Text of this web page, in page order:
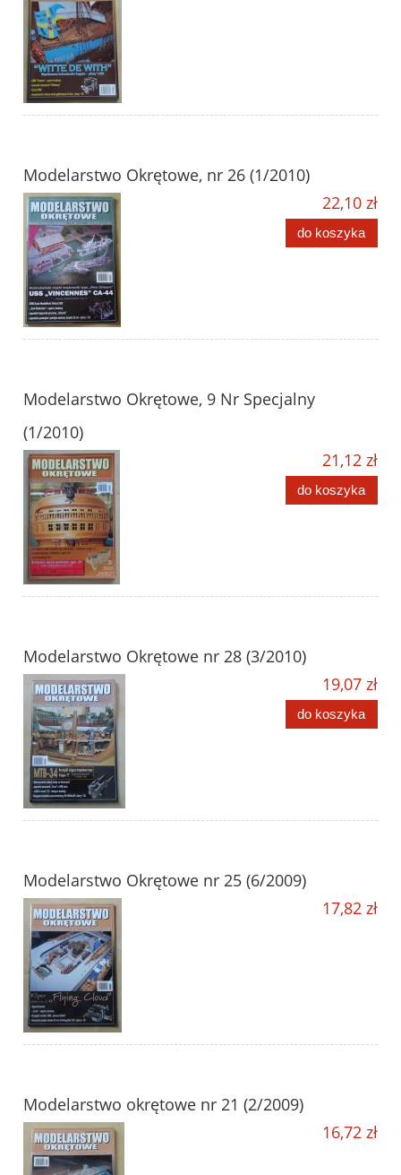
Modelarstwo Okrętowe, nr 26 (1/2010)
22,10 zł
do koszyka
Modelarstwo Okrętowe, 9 Nr Specjalny
(1/2010)
21,12 zł
do koszyka
Modelarstwo Okrętowe nr 28 (3/2010)
19,07 zł
do koszyka
Modelarstwo Okrętowe nr 25 (6/2009)
17,82 zł
Modelarstwo okrętowe nr 21 (2/2009)
16,72 zł